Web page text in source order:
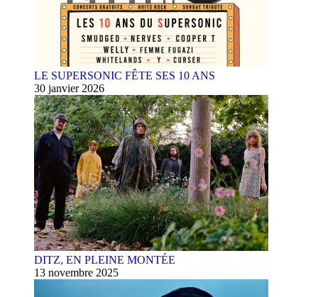
LE SUPERSONIC FÊTE SES 10 ANS
30 janvier 2026
DITZ, EN PLEINE MONTÉE
13 novembre 2025